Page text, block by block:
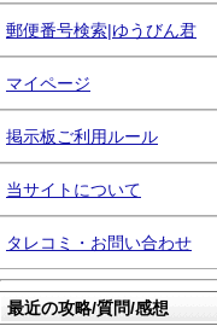
郵便番号検索|ゆうびん君
マイページ
掲示板ご利用ルール
当サイトについて
タレコミ・お問い合わせ
最近の攻略/質問/感想